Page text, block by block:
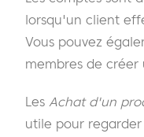
lorsqu'un client
Vous pouvez
membres de
Les Achat d'un
utile pour regarder